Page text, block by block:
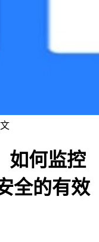
如何监控
全的有效